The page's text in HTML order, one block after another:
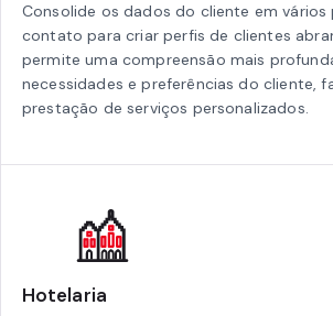
Consolide os dados do cliente em
contato para criar perfis de clientes
permite uma compreensão mais
necessidades e preferências do cliente,
prestação de serviços personalizados.
Hotelaria